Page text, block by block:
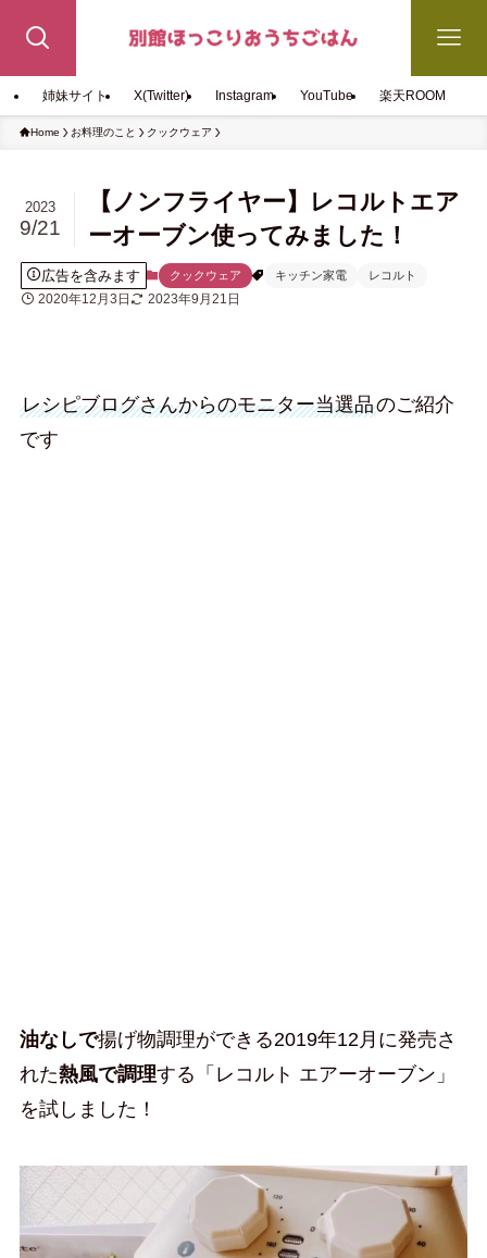
姉妹サイト X(Twitter) Instagram YouTube 楽天ROOM
Home お料理のこと クックウェア
【ノンフライヤー】レコルトエア
ーオーブン使ってみました！
2023
9/21
広告を含みます クックウェア キッチン家電 レコルト
2020年12月3日 2023年9月21日
レシピブログさんからのモニター当選品のご紹介
です
油なしで揚げ物調理ができる2019年12月に発売さ
れた熱風で調理する「レコルト エアーオーブン」
を試しました！